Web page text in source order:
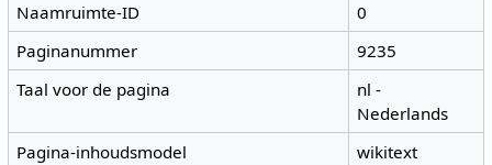
Naamruimte-ID
0
Paginanummer
9235
Taal voor de pagina
nl -
Nederlands
Pagina-inhoudsmodel
wikitext